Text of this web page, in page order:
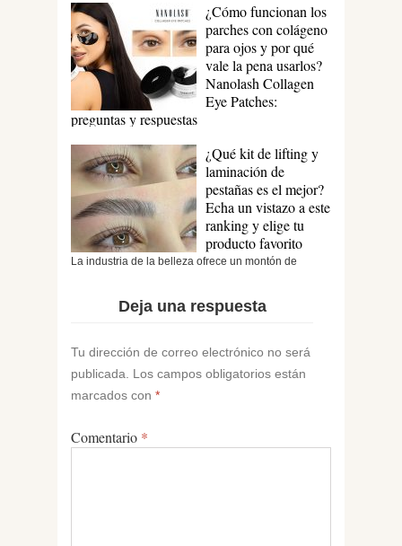
¿Cómo funcionan los
parches con colágeno
para ojos y por qué
vale la pena usarlos?
Nanolash Collagen
Eye Patches:
preguntas y respuestas
sido un reto en el cuidado diario de la piel. Es...
¿Qué kit de lifting y
laminación de
pestañas es el mejor?
Echa un vistazo a este
ranking y elige tu
producto favorito
La industria de la belleza ofrece un montón de
Deja una respuesta
Tu dirección de correo electrónico no será
publicada.
Los campos obligatorios están
marcados con *
Comentario *